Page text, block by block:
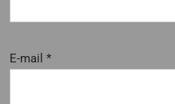
E-mail *